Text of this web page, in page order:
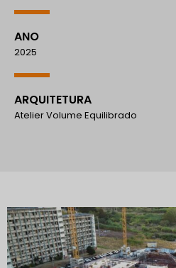
ANO
2025
ARQUITETURA
Atelier Volume Equilibrado